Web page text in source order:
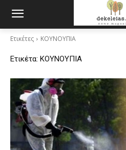
Ετικέτες ΚΟΥΝΟΥΠΙΑ
Ετικέτα: ΚΟΥΝΟΥΠΙΑ